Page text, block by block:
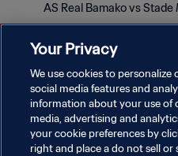
AS Real Bamako vs Stade
Your Privacy
We use cookies to
social media features and
information about your use of
media, advertising and
your cookie preferences by
right and place a do not sell or